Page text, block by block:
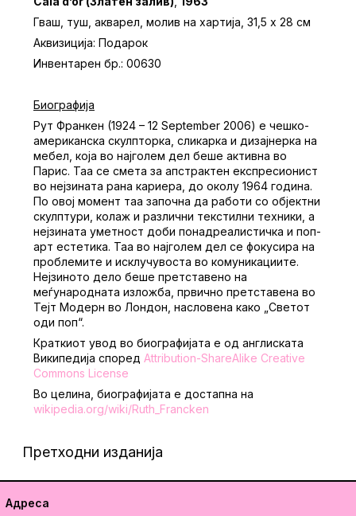
Гваш, туш, акварел, молив на хартија, 31,5 x 28 см
Аквизиција: Подарок
Инвентарен бр.: 00630
Биографија
Рут Франкен (1924 – 12 September 2006) е чешко-
американска скулпторка, сликарка и дизајнерка на
мебел, која во најголем дел беше активна во
Парис. Таа се смета за апстрактен експресионист
во нејзината рана кариера, до околу 1964 година.
По овој момент таа започна да работи со објектни
скулптури, колаж и различни текстилни техники, а
нејзината уметност доби понадреалистичка и поп-
арт естетика. Таа во најголем дел се фокусира на
проблемите и исклучувоста во комуникациите.
Нејзиното дело беше претставено на
меѓународната изложба, првично претставена во
Тејт Модерн во Лондон, насловена како „Светот
оди поп“.
Краткиот увод во биографијата е од англиската
Википедија според Attribution-ShareAlike Creative
Commons License
Во целина, биографијата е достапна на
wikipedia.org/wiki/Ruth_Francken
Претходни изданија
Адреса